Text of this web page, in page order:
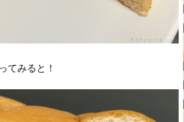
てみると！